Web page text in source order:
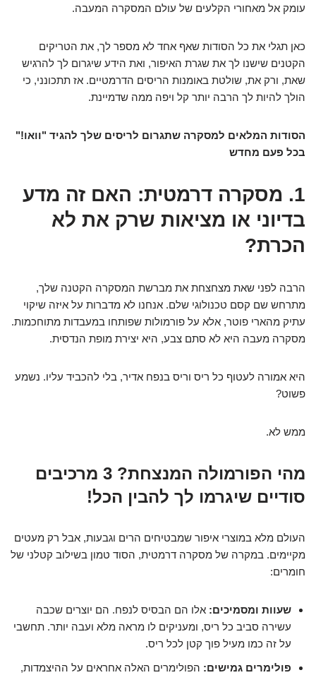
עומק אל מאחורי הקלעים של עולם המסקרה המעבה.
כאן תגלי את כל הסודות שאף אחד לא מספר לך, את הטריקים
הקטנים שישנו לך את שגרת האיפור, ואת הידע שיגרום לך להרגיש
שאת, ורק את, שולטת באומנות הריסים הדרמטיים. אז תתכונני, כי
הולך להיות לך הרבה יותר קל ויפה ממה שדמיינת.
הסודות המלאים למסקרה שתגרום לריסים שלך להגיד "וואו!"
בכל פעם מחדש
1. מסקרה דרמטית: האם זה מדע
בדיוני או מציאות שרק את לא
הכרת?
הרבה לפני שאת מצחצחת את מברשת המסקרה הקטנה שלך,
מתרחש שם קסם טכנולוגי שלם. אנחנו לא מדברות על איזה שיקוי
עתיק מהארי פוטר, אלא על פורמולות שפותחו במעבדות מתוחכמות.
מסקרה מעבה היא לא סתם צבע, היא יצירת מופת הנדסית.
היא אמורה לעטוף כל ריס וריס בנפח אדיר, בלי להכביד עליו. נשמע
פשוט?
ממש לא.
מהי הפורמולה המנצחת? 3 מרכיבים
סודיים שיגרמו לך להבין הכל!
העולם מלא במוצרי איפור שמבטיחים הרים וגבעות, אבל רק מעטים
מקיימים. במקרה של מסקרה דרמטית, הסוד טמון בשילוב קטלני של
חומרים:
שעוות ומסמיכים: אלו הם הבסיס לנפח. הם יוצרים שכבה
עשירה סביב כל ריס, ומעניקים לו מראה מלא ועבה יותר. תחשבי
על זה כמו מעיל פוך קטן לכל ריס.
פולימרים גמישים: הפולימרים האלה אחראים על ההיצמדות,